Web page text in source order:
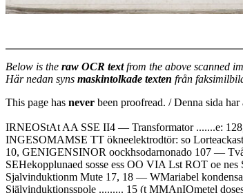
Below is the raw OCR textfrom the above scanned
Här nedan syns maskintolkade texten från
This page has never been proofread. / Denna sida har
IRNEOStAt AA SSE II4 — Transformator .......e:
INGESOMAMSE TT ökneelektrodtör: so
10, GENIGENSINOR oockhsodarnonado 107 —
SEHekopplunaed sosse ess OO VIA Lst ROT oe nes
Sjalvinduktionm Mute 17, 18 — WMariabel
Självinduktionsspole ......... 15 (t MMAnIOmetel